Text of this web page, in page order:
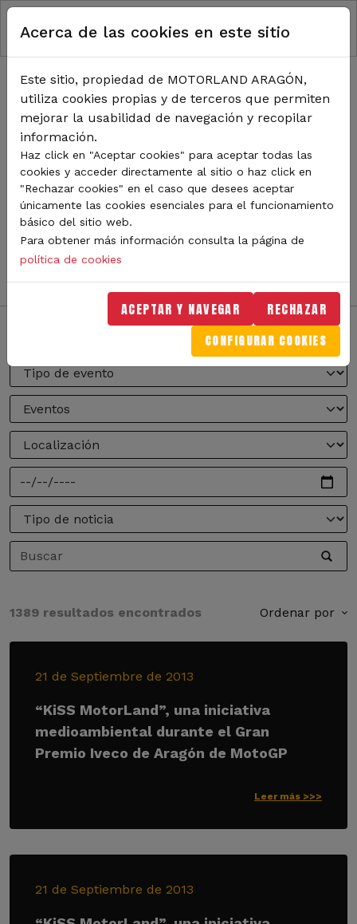
Pasar al contenido principal
RUTA DE NAVEGACIÓN
Inicio Noticias
TODA LA ACTUALIDAD DE
MOTORLAND
Sigue de cerca todas las novedades de MotorLand
Aragón. Aquí encontrarás noticias sobre eventos,
competiciones, pilotos, novedades del circuito y
mucho más. Filtra por categoría o tipo de contenido y
no te pierdas nada del mundo del motor.
1389 resultados encontrados Ordenar por
21 de Septiembre de 2013
“KiSS MotorLand”, una iniciativa
medioambiental durante el Gran
Premio Iveco de Aragón de MotoGP
Leer más >>>
21 de Septiembre de 2013
Acerca de las cookies en este sitio
Este sitio, propiedad de MOTORLAND ARAGÓN,
utiliza cookies propias y de terceros que permiten
mejorar la usabilidad de navegación y recopilar
información.
Haz click en "Aceptar cookies" para aceptar todas las
cookies y acceder directamente al sitio o haz click en
"Rechazar cookies" en el caso que desees aceptar
únicamente las cookies esenciales para el funcionamiento
básico del sitio web.
Para obtener más información consulta la página de
política de cookies
ACEPTAR Y NAVEGAR RECHAZAR
CONFIGURAR COOKIES